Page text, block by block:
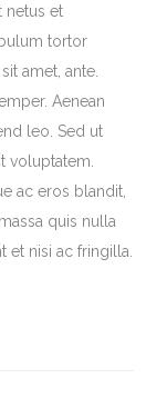
netus et
tortor
amet, ante.
Aenean
leo. Sed ut
voluptatem.
ac eros blandit,
quis nulla
et nisi ac fringilla.